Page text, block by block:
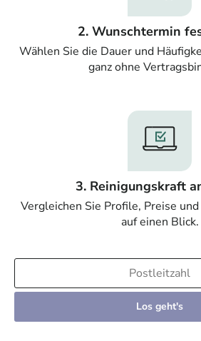
2. Wunschtermin
Wählen Sie die Dauer und
ganz ohne
3. Reinigungskraft
Vergleichen Sie Profile, Preise
auf einen Blick.
Los geht's